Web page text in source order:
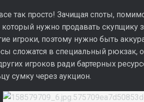
так просто! Зачищая споты,
нужно продавать скупщику
игроки, поэтому нужно быть
сложатся в специальный
игроков ради бартерных
сумку через аукцион.